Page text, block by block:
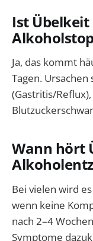
Ist Übelkeit
Ja, das kommt
Tagen.
(Gastritis/
Wann hört
Bei vielen wird
wenn keine
nach 2–4
Symptome